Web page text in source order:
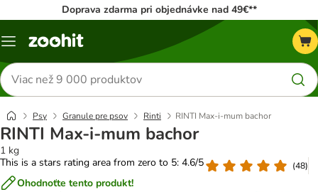
Doprava zdarma pri objednávke nad 49€**
Kategórie
Hľadať
produkty
Psy Granule pre psov Rinti RINTI Max-i-mum bachor
RINTI Max-i-mum bachor
1 kg
This is a stars rating area from zero to 5: 4.6/5
(48)
Ohodnoťte tento produkt!